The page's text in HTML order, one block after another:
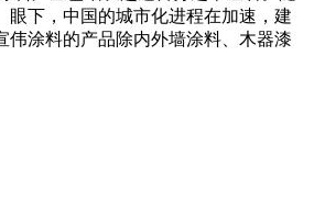
下，中国的城市化进程在加速，建
涂料的产品除内外墙涂料、木器漆